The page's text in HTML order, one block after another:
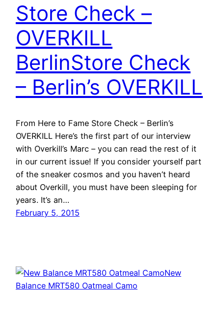
Store Check –
OVERKILL
BerlinStore Check
– Berlin’s OVERKILL
From Here to Fame Store Check – Berlin’s
OVERKILL Here’s the first part of our interview
with Overkill’s Marc – you can read the rest of it
in our current issue! If you consider yourself part
of the sneaker cosmos and you haven’t heard
about Overkill, you must have been sleeping for
years. It’s an…
February 5, 2015